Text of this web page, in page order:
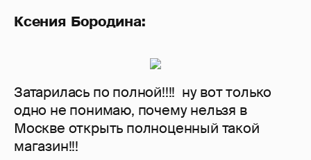
Ксения Бородина:
Затарилась по полной!!!! ну вот только
одно не понимаю, почему нельзя в
Москве открыть полноценный такой
магазин!!!